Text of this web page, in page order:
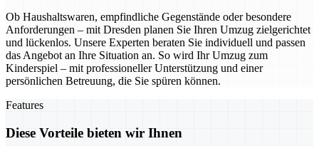
Ob Haushaltswaren, empfindliche Gegenstände oder besondere
Anforderungen – mit Dresden planen Sie Ihren Umzug zielgerichtet
und lückenlos. Unsere Experten beraten Sie individuell und passen
das Angebot an Ihre Situation an. So wird Ihr Umzug zum
Kinderspiel – mit professioneller Unterstützung und einer
persönlichen Betreuung, die Sie spüren können.
Features
Diese Vorteile bieten wir Ihnen